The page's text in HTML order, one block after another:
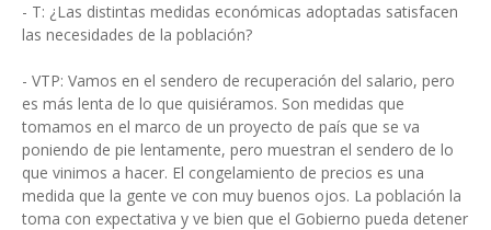
- T: ¿Las distintas medidas económicas adoptadas satisfacen
las necesidades de la población?
- VTP: Vamos en el sendero de recuperación del salario, pero
es más lenta de lo que quisiéramos. Son medidas que
tomamos en el marco de un proyecto de país que se va
poniendo de pie lentamente, pero muestran el sendero de lo
que vinimos a hacer. El congelamiento de precios es una
medida que la gente ve con muy buenos ojos. La población la
toma con expectativa y ve bien que el Gobierno pueda detener